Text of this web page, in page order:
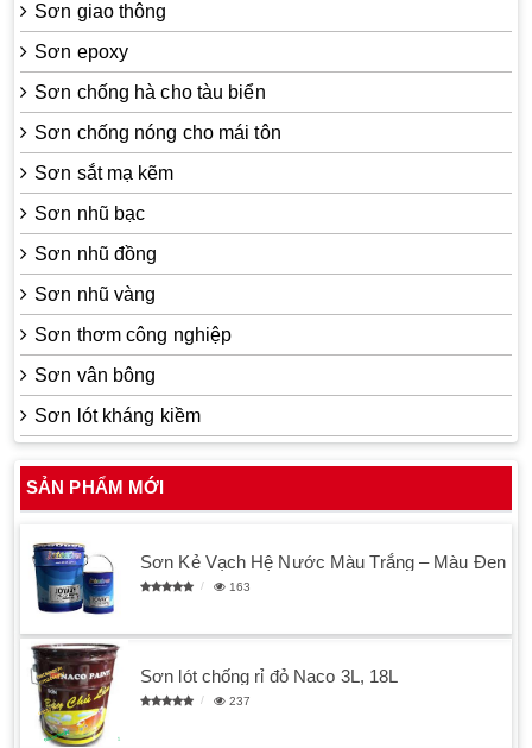
Sơn giao thông
Sơn epoxy
Sơn chống hà cho tàu biển
Sơn chống nóng cho mái tôn
Sơn sắt mạ kẽm
Sơn nhũ bạc
Sơn nhũ đồng
Sơn nhũ vàng
Sơn thơm công nghiệp
Sơn vân bông
Sơn lót kháng kiềm
SẢN PHẨM MỚI
Sơn Kẻ Vạch Hệ Nước Màu Trắng – Màu Đen
163
Sơn lót chống rỉ đỏ Naco 3L, 18L
237